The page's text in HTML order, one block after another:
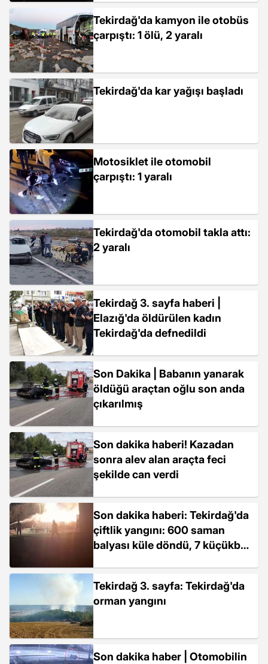
Tekirdağ'da kamyon ile otobüs
çarpıştı: 1 ölü, 2 yaralı
Tekirdağ'da kar yağışı başladı
Motosiklet ile otomobil
çarpıştı: 1 yaralı
Tekirdağ'da otomobil takla attı:
2 yaralı
Tekirdağ 3. sayfa haberi |
Elazığ'da öldürülen kadın
Tekirdağ'da defnedildi
Son Dakika | Babanın yanarak
öldüğü araçtan oğlu son anda
çıkarılmış
Son dakika haberi! Kazadan
sonra alev alan araçta feci
şekilde can verdi
Son dakika haberi: Tekirdağ'da
çiftlik yangını: 600 saman
balyası küle döndü, 7 küçükbaş
Tekirdağ 3. sayfa: Tekirdağ'da
orman yangını
Son dakika haber | Otomobilin